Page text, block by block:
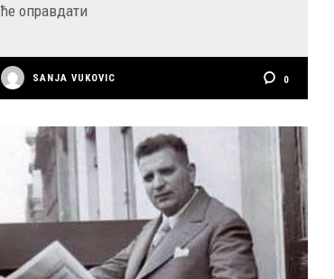
ће оправдати
SANJA VUKOVIC 0